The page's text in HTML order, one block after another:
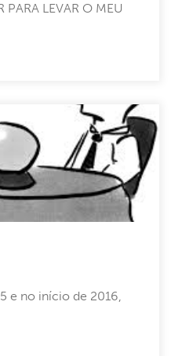
PARA LEVAR O MEU
e no início de 2016,